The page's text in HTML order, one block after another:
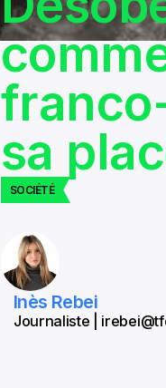
SOCIÉTÉ
sa
Inès Rebei
Journaliste |